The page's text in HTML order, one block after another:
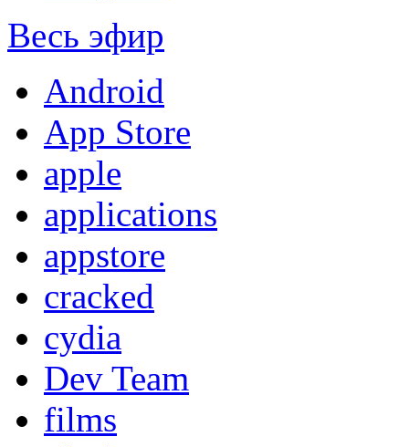
Весь эфир
Android
App Store
apple
applications
appstore
cracked
cydia
Dev Team
films